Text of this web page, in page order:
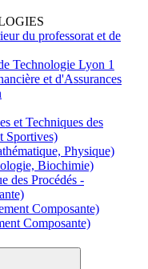
du professorat et de
Technologie Lyon 1
et d'Assurances
et Techniques des
Sportives)
Physique)
Biochimie)
des Procédés -
Composante)
Composante)